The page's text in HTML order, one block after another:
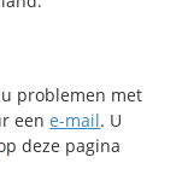
problemen met
eene-mail. U
deze pagina